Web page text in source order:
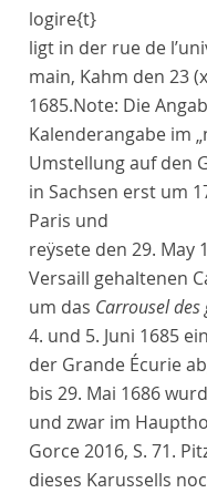
logire{t}
ligt in der rue de
main, Kahm den 23
1685.Note: Die
Kalenderangabe im
Umstellung auf den
in Sachsen erst um
Paris und
reÿsete den 29. May
Versaill gehaltenen
um das Carrousel
4. und 5. Juni 1685
der Grande Écurie
bis 29. Mai 1686
und zwar im
Gorce 2016, S. 71.
dieses Karussells